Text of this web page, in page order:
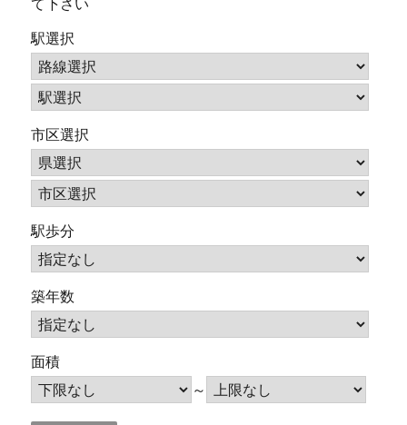
駅選択
市区選択
駅歩分
築年数
面積
～